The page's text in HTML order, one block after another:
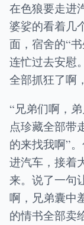
在色狼要走进
婆娑的看着几
面，宿舍的“
连忙过去安慰
全部抓狂了啊
“兄弟们啊，
点珍藏全部带
的来找我啊”
进汽车，接着
来。说了一句
啊，兄弟囊中
的情书全部卖